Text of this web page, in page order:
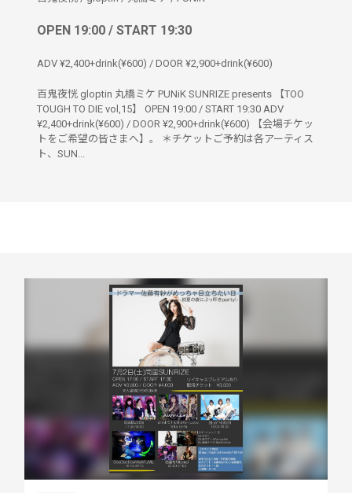
OPEN 19:00 / START 19:30
ADV ¥2,400+drink(¥600) / DOOR ¥2,900+drink(¥600)
百鬼夜恍 gloptin 丸橋ミケ PUNiK SUNRIZE presents 【TOO
TOUGH TO DIE vol,15】 OPEN 19:00 / START 19:30 ADV
¥2,400+drink(¥600) / DOOR ¥2,900+drink(¥600) 【会場チケッ
トをご希望の皆さまへ】。 ＊チケットご予約は各アーティス
ト、SUN...